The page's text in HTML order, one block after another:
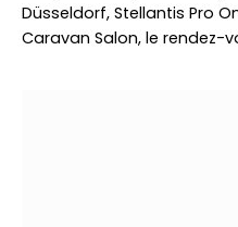
Düsseldorf, Stellantis Pro
Caravan Salon, le rendez-